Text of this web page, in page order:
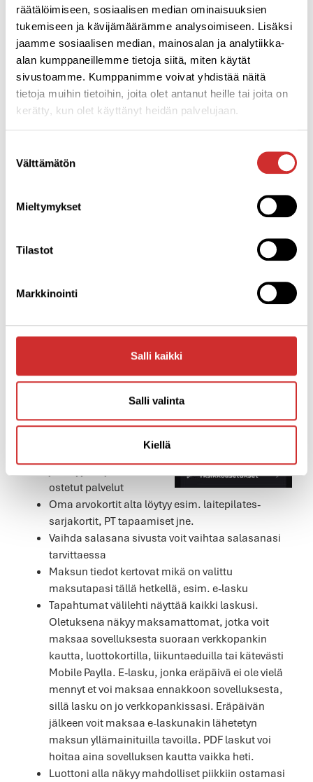
räätälöimiseen, sosiaalisen median ominaisuuksien
tukemiseen ja kävijämäärämme analysoimiseen. Lisäksi
jaamme sosiaalisen median, mainosalan ja analytiikka-
alan kumppaneillemme tietoja siitä, miten käytät
sivustoamme. Kumppanimme voivat yhdistää näitä
tietoja muihin tietoihin, joita olet antanut heille tai joita on
kerätty, kun olet käyttänyt heidän palvelujaan.
valinta
Välttämätön
Mieltymykset
Tilastot
Markkinointi
Salli kaikki
Salli valinta
Kiellä
TUTUSTU KUVAKE (alapalkissa):
Tutustu osiossa löydät
verkkokaupan, kurssitarjonnan,
OMAT TIEDOT JA ASETUKSET
jota klikkaamalla pääset
asetuksiin.
kohdasta näet oman
ostetut palvelut
Oma arvokortit alta löytyy esim. laitepilates-
sarjakortit, PT tapaamiset jne.
Vaihda salasana sivusta voit vaihtaa salasanasi
tarvittaessa
Maksun tiedot kertovat mikä on valittu
maksutapasi tällä hetkellä, esim. e-lasku
Tapahtumat välilehti näyttää kaikki laskusi.
Oletuksena näkyy maksamattomat, jotka voit
maksaa sovelluksesta suoraan verkkopankin
kautta, luottokortilla, liikuntaeduilla tai kätevästi
Mobile Paylla. E-lasku, jonka eräpäivä ei ole vielä
mennyt et voi maksaa ennakkoon sovelluksesta,
sillä lasku on jo verkkopankissasi. Eräpäivän
jälkeen voit maksaa e-laskunakin lähetetyn
maksun yllämainituilla tavoilla. PDF laskut voi
hoitaa aina sovelluksen kautta vaikka heti.
Luottoni alla näkyy mahdolliset piikkiin ostamasi